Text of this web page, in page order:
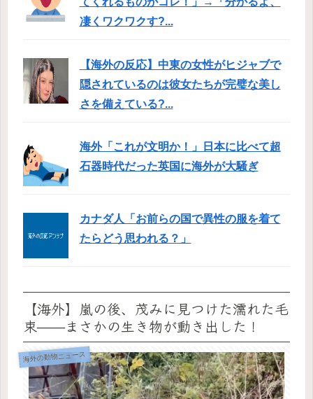
凄くワクワクす?...
【海外の反応】中東の女性がヒジャブで
隠されているのは彼女たちが完璧な美し
さを備えている?...
海外「これが文明か！」日本に比べて超
石器時代だった英国に海外が大騒ぎ
カナダ人「お前らの国で異性の服を着て
たらどう思われる？」
【海外】嵐の後、茂みに見つけた濡れた毛
束——まさかの生き物が動き出した！
海外の動物ニュース